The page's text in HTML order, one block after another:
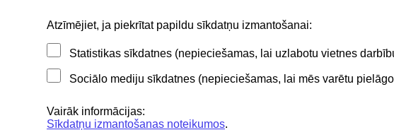
Atzīmējiet, ja piekrītat papildu sīkdatņu izmantošanai:
Statistikas sīkdatnes (nepieciešamas, lai uzlabotu vietnes
Sociālo mediju sīkdatnes (nepieciešamas, lai mēs varētu
Vairāk informācijas:
Sīkdatņu izmantošanas noteikumos.
Noderīgi
Privātuma politika
BIS lietošanas noteikumi
BIS atbalsta